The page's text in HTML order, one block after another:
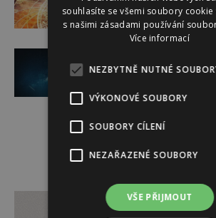
Týdenní horoskop
Reklama
souhlasíte se všemi soubory cookie
s našimi zásadami používání
Více informací
NEZBYTNĚ NUTNÉ
VÝKONOVÉ SOUBORY
SOUBORY CÍLENÍ
NEZAŘAZENÉ SOUBORY
VŠE PŘIJMOUT